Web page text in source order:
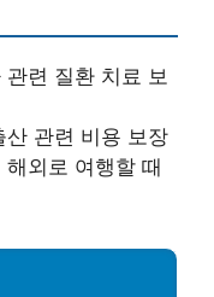
련 질환 치료 보
관련 비용 보장
외로 여행할 때